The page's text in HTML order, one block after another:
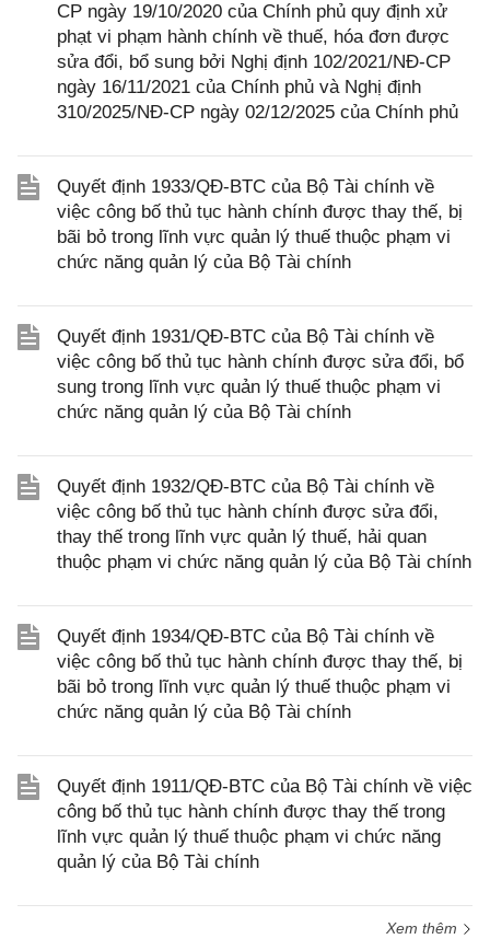
CP ngày 19/10/2020 của Chính phủ quy định xử
phạt vi phạm hành chính về thuế, hóa đơn được
sửa đổi, bổ sung bởi Nghị định 102/2021/NĐ-CP
ngày 16/11/2021 của Chính phủ và Nghị định
310/2025/NĐ-CP ngày 02/12/2025 của Chính phủ
Quyết định 1933/QĐ-BTC của Bộ Tài chính về
việc công bố thủ tục hành chính được thay thế, bị
bãi bỏ trong lĩnh vực quản lý thuế thuộc phạm vi
chức năng quản lý của Bộ Tài chính
Quyết định 1931/QĐ-BTC của Bộ Tài chính về
việc công bố thủ tục hành chính được sửa đổi, bổ
sung trong lĩnh vực quản lý thuế thuộc phạm vi
chức năng quản lý của Bộ Tài chính
Quyết định 1932/QĐ-BTC của Bộ Tài chính về
việc công bố thủ tục hành chính được sửa đổi,
thay thế trong lĩnh vực quản lý thuế, hải quan
thuộc phạm vi chức năng quản lý của Bộ Tài chính
Quyết định 1934/QĐ-BTC của Bộ Tài chính về
việc công bố thủ tục hành chính được thay thế, bị
bãi bỏ trong lĩnh vực quản lý thuế thuộc phạm vi
chức năng quản lý của Bộ Tài chính
Quyết định 1911/QĐ-BTC của Bộ Tài chính về việc
công bố thủ tục hành chính được thay thế trong
lĩnh vực quản lý thuế thuộc phạm vi chức năng
quản lý của Bộ Tài chính
Xem thêm